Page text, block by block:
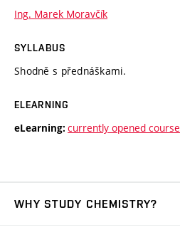
Ing. Marek Moravčík
SYLLABUS
Shodně s přednáškami.
ELEARNING
eLearning: currently opened course
WHY STUDY CHEMISTRY?